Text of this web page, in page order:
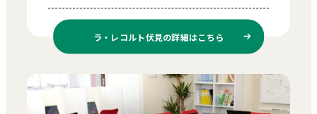
ラ・レコルト伏見の詳細はこちら